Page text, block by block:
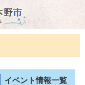
イベント情報一覧